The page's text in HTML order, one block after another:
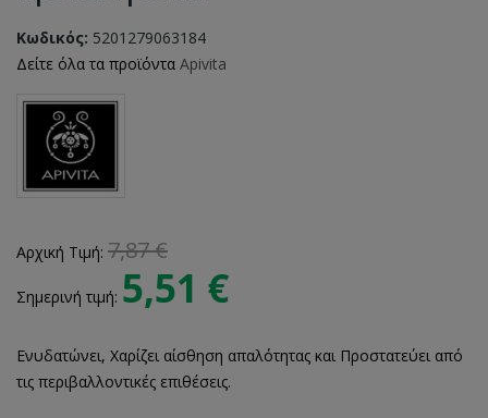
Κωδικός: 5201279063184
Δείτε όλα τα προϊόντα Apivita
Αρχική Τιμή: 7,87 €
Σημερινή τιμή: 5,51 €
Ενυδατώνει, Χαρίζει αίσθηση απαλότητας και Προστατεύει από
τις περιβαλλοντικές επιθέσεις.